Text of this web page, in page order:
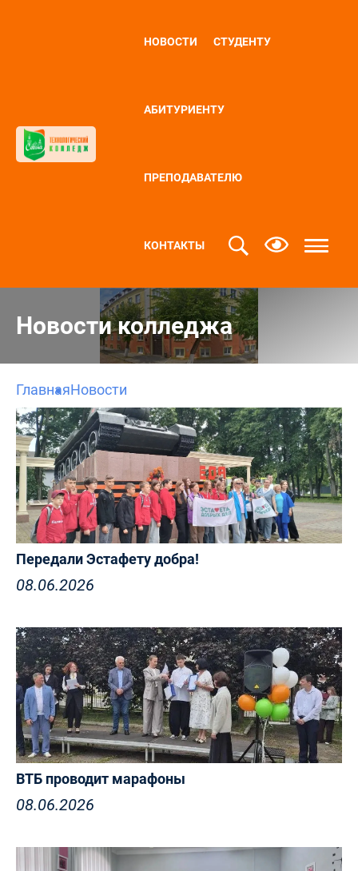
НОВОСТИ СТУДЕНТУ
АБИТУРИЕНТУ
ПРЕПОДАВАТЕЛЮ
КОНТАКТЫ
Новости колледжа
ГлавнаяНовости
Передали Эстафету добра!
08.06.2026
ВТБ проводит марафоны
08.06.2026